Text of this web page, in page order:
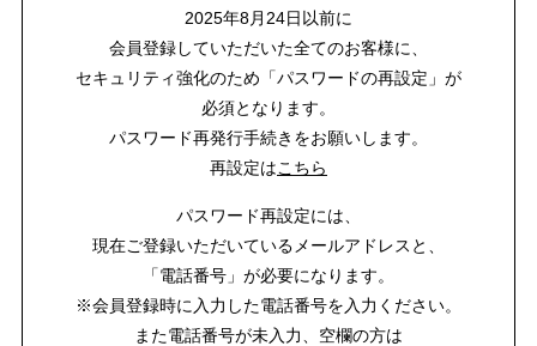
2025年8月24日以前に
会員登録していただいた全てのお客様に、
セキュリティ強化のため「パスワードの再設定」が
必須となります。
パスワード再発行手続きをお願いします。
再設定はこちら
パスワード再設定には、
現在ご登録いただいているメールアドレスと、
「電話番号」が必要になります。
※会員登録時に入力した電話番号を入力ください。
また電話番号が未入力、空欄の方は